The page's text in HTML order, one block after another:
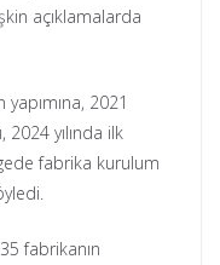
açıklamalarda
2021
2024 yılında ilk
fabrika kurulum
fabrikanın